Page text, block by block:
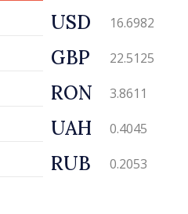
USD 16.6982
GBP 22.5125
RON 3.8611
UAH 0.4045
RUB 0.2053